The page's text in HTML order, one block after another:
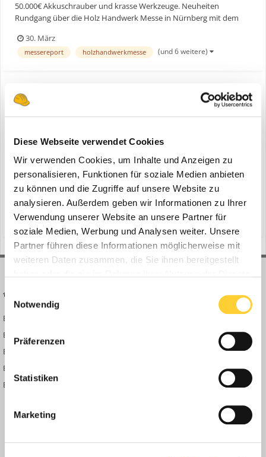
Diese Webseite verwendet Cookies
Wir verwenden Cookies, um Inhalte und Anzeigen zu
personalisieren, Funktionen für soziale Medien anbieten
zu können und die Zugriffe auf unsere Website zu
analysieren. Außerdem geben wir Informationen zu Ihrer
Verwendung unserer Website an unsere Partner für
soziale Medien, Werbung und Analysen weiter. Unsere
Partner führen diese Informationen möglicherweise mit
weiteren Daten zusammen, die Sie ihnen bereitgestellt
Einwilligungsauswahl
Notwendig
Präferenzen
Statistiken
Marketing
50.000€ Akkuschrauber und krasse Werkzeuge. Neuheiten
Rundgang über die Holz Handwerk Messe in Nürnberg mit dem
► Bauforum24 TV Youtube Kanal
30. März
messereport holzhandwerkmesse (und 6 weitere)
ein Thema erstellte Bauforum24 inBauforum24
50.000€ Akkuschrauber und krasse Werkzeuge. Neuheiten
Rundgang über die Holz Handwerk Messe in Nürnberg mit dem
Bosch GTS 10 XC Nachfolger & der größten Makita Akku Kreissäge.
► Bauforum24 TV Youtube Kanal Hier geht's zum vollständigen
Beitrag
30. März
messereport holzhandwerkmesse (und 6 weitere)
Bauforum24 News
Bauforum24 TV
BF24 Mediathek
BF24 Fotostrecken
Bauforum Shop